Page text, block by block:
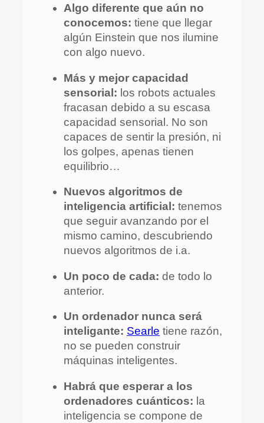
Algo diferente que aún no
conocemos: tiene que llegar
algún Einstein que nos ilumine
con algo nuevo.
Más y mejor capacidad
sensorial: los robots actuales
fracasan debido a su escasa
capacidad sensorial. No son
capaces de sentir la presión, ni
los golpes, apenas tienen
equilibrio…
Nuevos algoritmos de
inteligencia artificial: tenemos
que seguir avanzando por el
mismo camino, descubriendo
nuevos algoritmos de i.a.
Un poco de cada: de todo lo
anterior.
Un ordenador nunca será
inteligante: Searle tiene razón,
no se pueden construir
máquinas inteligentes.
Habrá que esperar a los
ordenadores cuánticos: la
inteligencia se compone de